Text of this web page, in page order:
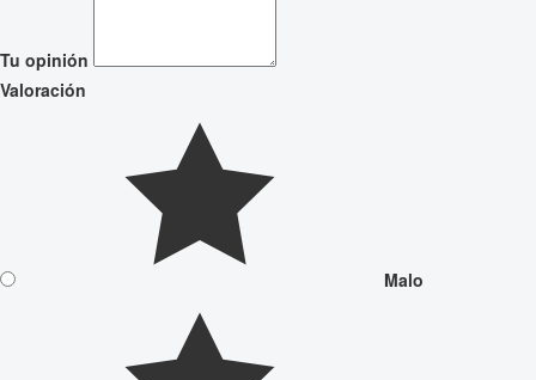
Tu opinión
Valoración
Malo